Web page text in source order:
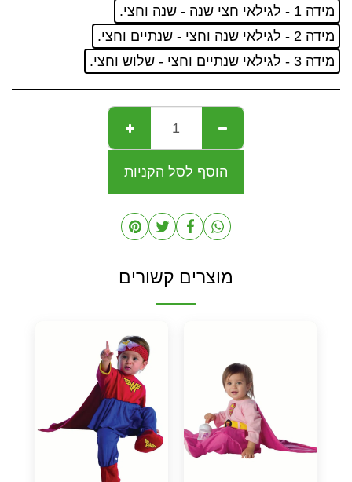
מידה 1 - לגילאי חצי שנה - שנה וחצי.
מידה 2 - לגילאי שנה וחצי - שנתיים וחצי.
מידה 3 - לגילאי שנתיים וחצי - שלוש וחצי.
הוסף לסל הקניות
מוצרים קשורים